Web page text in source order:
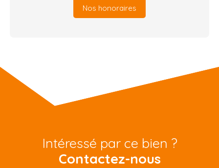
Nos honoraires
Intéressé par ce bien ?
Contactez-nous